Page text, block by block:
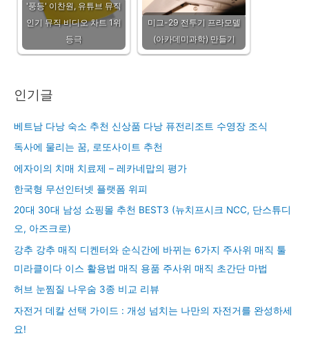
'풍등' 이찬원, 유튜브 뮤직
인기 뮤직 비디오 차트 1위
등극
미그-29 전투기 프라모델
(아카데미과학) 만들기
인기글
베트남 다낭 숙소 추천 신상품 다낭 퓨전리조트 수영장 조식
독사에 물리는 꿈, 로또사이트 추천
에자이의 치매 치료제 – 레카네맙의 평가
한국형 무선인터넷 플랫폼 위피
20대 30대 남성 쇼핑몰 추천 BEST3 (뉴치프시크 NCC, 단스튜디
오, 아즈크로)
강추 강추 매직 디켄터와 순식간에 바뀌는 6가지 주사위 매직 툴
미라클이다 이스 활용법 매직 용품 주사위 매직 초간단 마법
허브 눈찜질 나우숨 3종 비교 리뷰
자전거 데칼 선택 가이드 : 개성 넘치는 나만의 자전거를 완성하세
요!